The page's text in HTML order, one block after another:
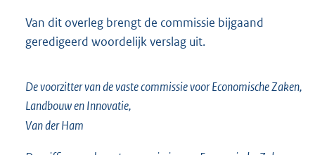
Van dit overleg brengt de commissie bijgaand
geredigeerd woordelijk verslag uit.
De voorzitter van de vaste commissie voor Economische Zaken,
Landbouw en Innovatie,
Van der Ham